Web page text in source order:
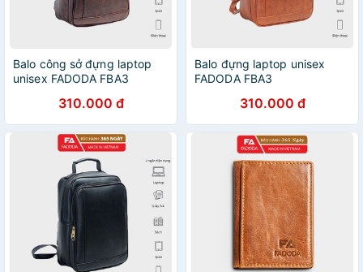
Balo công sở đựng laptop
unisex FADODA FBA3
310.000 đ
Balo đựng laptop unisex
FADODA FBA3
310.000 đ